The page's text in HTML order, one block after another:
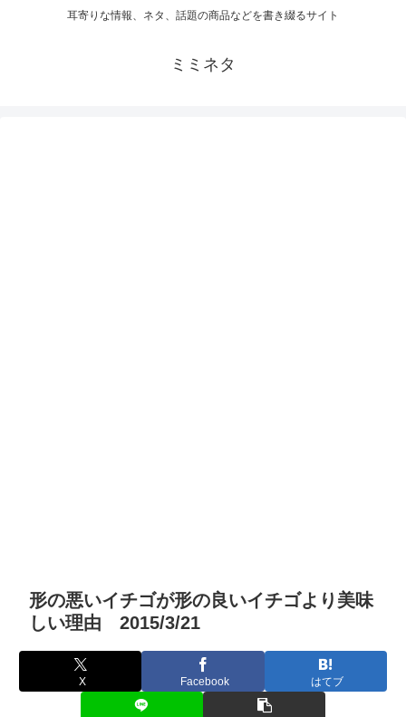
耳寄りな情報、ネタ、話題の商品などを書き綴るサイト
ミミネタ
形の悪いイチゴが形の良いイチゴより美味
しい理由 2015/3/21
X Facebook はてブ